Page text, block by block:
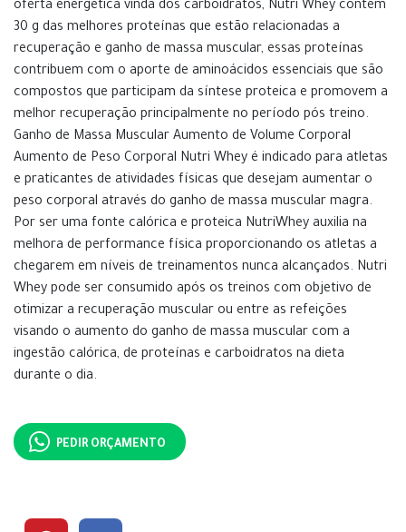
oferta energética vinda dos carboidratos, Nutri Whey contém
30 g das melhores proteínas que estão relacionadas a
recuperação e ganho de massa muscular, essas proteínas
contribuem com o aporte de aminoácidos essenciais que são
compostos que participam da síntese proteica e promovem a
melhor recuperação principalmente no período pós treino.
Ganho de Massa Muscular Aumento de Volume Corporal
Aumento de Peso Corporal Nutri Whey é indicado para atletas
e praticantes de atividades físicas que desejam aumentar o
peso corporal através do ganho de massa muscular magra.
Por ser uma fonte calórica e proteica NutriWhey auxilia na
melhora de performance física proporcionando os atletas a
chegarem em níveis de treinamentos nunca alcançados. Nutri
Whey pode ser consumido após os treinos com objetivo de
otimizar a recuperação muscular ou entre as refeições
visando o aumento do ganho de massa muscular com a
ingestão calórica, de proteínas e carboidratos na dieta
durante o dia.
PEDIR ORÇAMENTO